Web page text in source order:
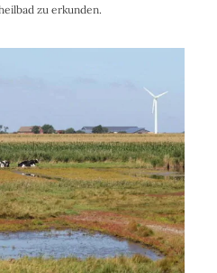
zu erkunden.